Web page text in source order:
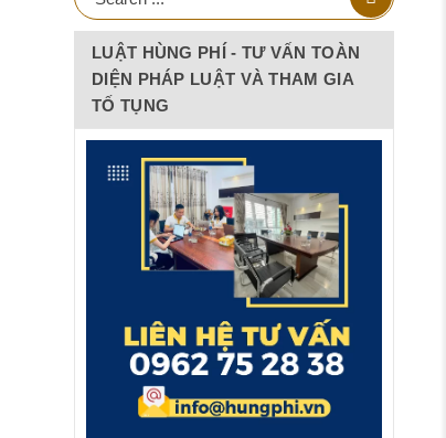
LUẬT HÙNG PHÍ - TƯ VẤN TOÀN
DIỆN PHÁP LUẬT VÀ THAM GIA
TỐ TỤNG